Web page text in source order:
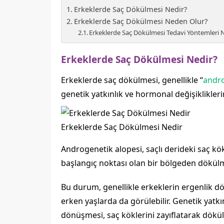
Erkeklerde Saç Dökülmesi Nedir?
Erkeklerde Saç Dökülmesi Neden Olur?
Erkeklerde Saç Dökülmesi Tedavi Yöntemleri
Erkeklerde Saç Dökülmesi Nedir?
Erkeklerde saç dökülmesi, genellikle “
genetik yatkınlık ve hormonal
Erkeklerde Saç Dökülmesi Nedir
Androgenetik alopesi, saçlı derideki saç
başlangıç noktası olan bir bölgeden
Bu durum, genellikle erkeklerin ergenlik
erken yaşlarda da görülebilir. Genetik
dönüşmesi, saç köklerini zayıflatarak